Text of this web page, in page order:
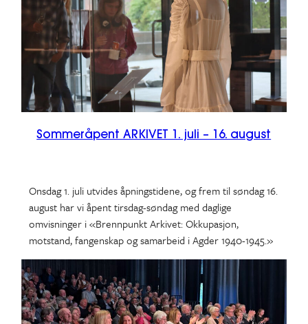
Sommeråpent ARKIVET 1. juli – 16. august
Onsdag 1. juli utvides åpningstidene, og frem til søndag 16.
august har vi åpent tirsdag-søndag med daglige
omvisninger i «Brennpunkt Arkivet: Okkupasjon,
motstand, fangenskap og samarbeid i Agder 1940-1945.»